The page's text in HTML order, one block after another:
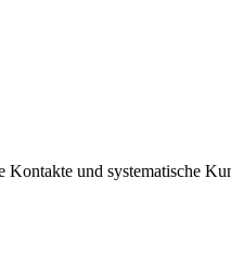
Kontakte und systematische